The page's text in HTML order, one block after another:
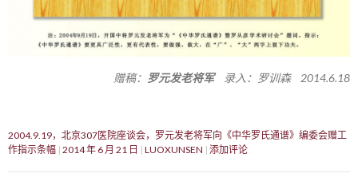
赠稿： 罗元发老将军录入：罗训森 2014.6.18
2004.9.19，北京307医院座谈会，罗元发老将军向《中华罗氏通谱》编委会赠工
作指示条幅 2014 年 6 月 21 日 LUOXUNSEN 添加评论